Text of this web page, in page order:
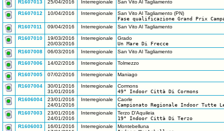
R1607013
25/04/2016 Interregionale San Vito Al Tagliamento
R1607012 10/04/2016 Interregionale
San Vito Al Tagliamento (PN)
Fase qualificazione Grand Prix
R1607011
09/04/2016 Interregionale San Vito Al Tagliamento
R1607010
19/03/2016
20/03/2016
Interregionale
Grado
Un Mare Di Frecce
R1607008
06/03/2016 Interregionale San Vito Al Tagliamento
R1607006 14/02/2016 Interregionale Tolmezzo
R1607005 07/02/2016 Interregionale Maniago
R1607004
30/01/2016
31/01/2016
Interregionale
Cormons
49° Indoor Città Di Cormons
R1606004
23/01/2016
24/01/2016
Interregionale
Caorle
Campionato Regionale Indoor Tutte
R1607003
23/01/2016
24/01/2016
Interregionale
Terzo D'Aquileia
19° Indoor Città Di Terzo
R1606003
16/01/2016
Interregionale
Montebelluna